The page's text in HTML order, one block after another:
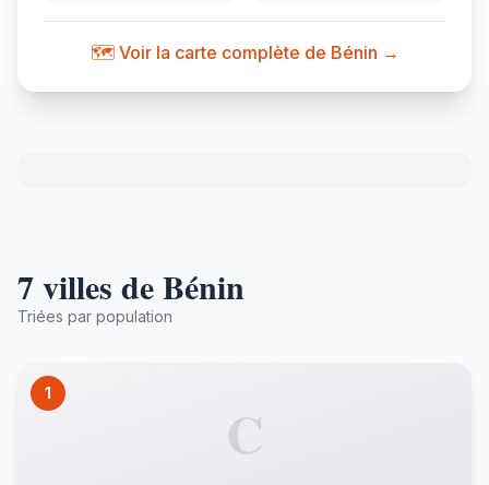
🗺️ Voir la carte complète de Bénin →
7 villes de Bénin
Triées par population
1
C